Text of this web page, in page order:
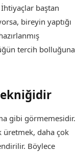
baştan
bireyin yaptığı
tercih bolluğuna
gibi görmemesidir.
üretmek, daha çok
Böylece